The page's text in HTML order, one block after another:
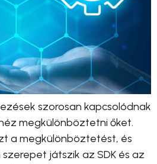
szorosan kapcsolódnak
megkülönböztetni őket.
a megkülönböztetést, és
játszik az SDK és az